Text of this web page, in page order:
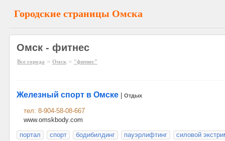
Городские страницы Омска
Омск - фитнес
Все города » Омск » "фитнес"
Железный спорт в Омске Отдых
тел: 8-904-58-08-667
www.omskbody.com
портал
спорт бодибилдинг пауэрлифтинг силовой